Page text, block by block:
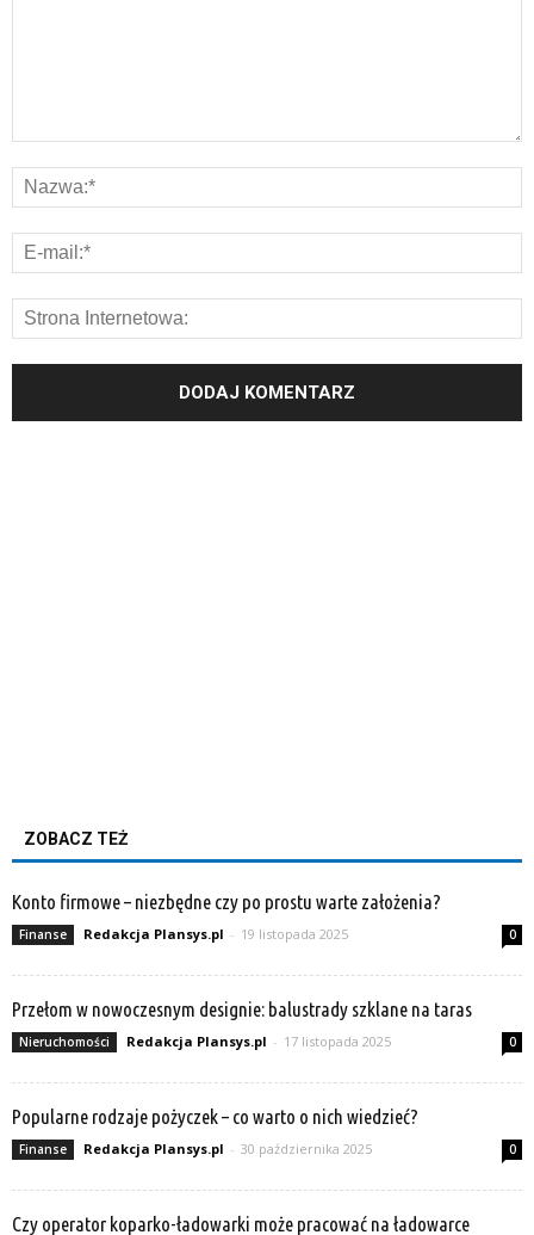
ZOBACZ TEŻ
Konto firmowe – niezbędne czy po prostu warte założenia?
Finanse Redakcja Plansys.pl - 19 listopada 2025 0
Przełom w nowoczesnym designie: balustrady szklane na taras
Nieruchomości Redakcja Plansys.pl - 17 listopada 2025 0
Popularne rodzaje pożyczek – co warto o nich wiedzieć?
Finanse Redakcja Plansys.pl - 30 października 2025 0
Czy operator koparko-ładowarki może pracować na ładowarce